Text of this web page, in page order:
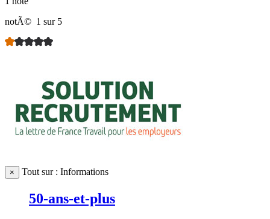
notÃ© 1 sur 5
× Tout sur : Informations
50-ans-et-plus